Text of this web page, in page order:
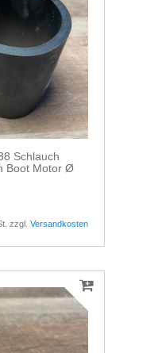
Schlauch
Boot Motor Ø
zzgl. Versandkosten